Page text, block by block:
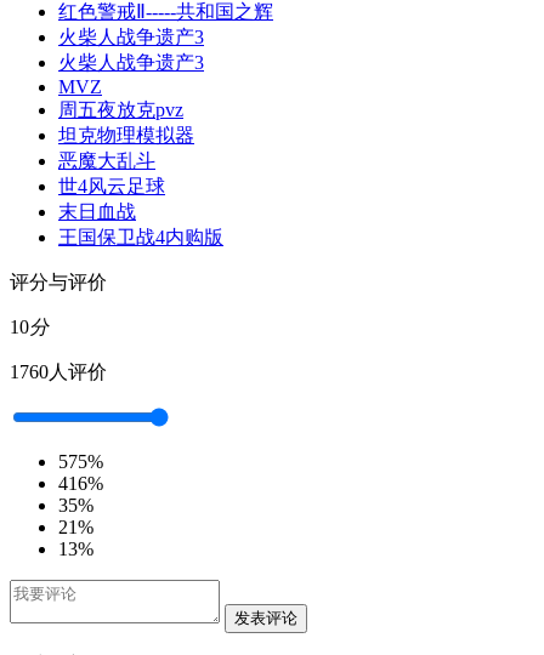
红色警戒Ⅱ-----共和国之辉
火柴人战争遗产3
火柴人战争遗产3
MVZ
周五夜放克pvz
坦克物理模拟器
恶魔大乱斗
世4风云足球
末日血战
王国保卫战4内购版
评分与评价
10分
1760人评价
575%
416%
35%
21%
13%
发表评论